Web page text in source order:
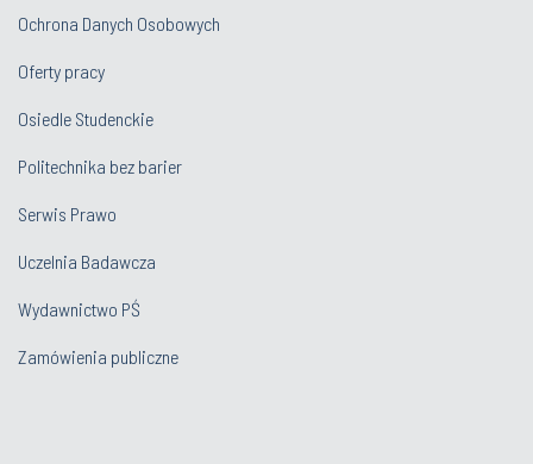
Ochrona Danych Osobowych
Oferty pracy
Osiedle Studenckie
Politechnika bez barier
Serwis Prawo
Uczelnia Badawcza
Wydawnictwo PŚ
Zamówienia publiczne